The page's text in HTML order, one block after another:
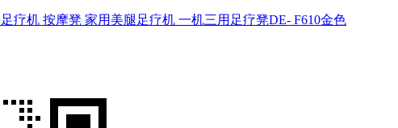
疗机 按摩凳 家用美腿足疗机 一机三用足疗凳DE- F610金色